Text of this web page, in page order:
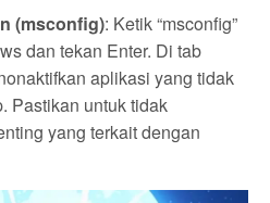
(msconfig): Ketik “msconfig”
dan tekan Enter. Di tab
aplikasi yang tidak
Pastikan untuk tidak
yang terkait dengan